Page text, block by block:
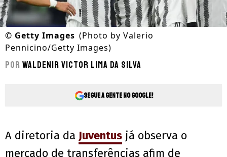
© Getty Images (Photo by Valerio
Pennicino/Getty Images)
Por Waldenir Victor Lima Da Silva
Segue a gente no Google!
A diretoria da Juventus já observa o
mercado de transferências afim de